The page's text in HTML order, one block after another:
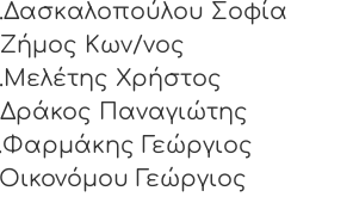
Σοφία
Κων/νος
Χρήστος
Παναγιώτης
Γεώργιος
Γεώργιος